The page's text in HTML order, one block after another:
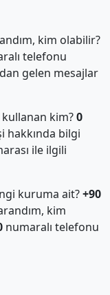
kim olabilir?
telefonu
gelen mesajlar
kim?0
hakkında bilgi
ile ilgili
kuruma ait?+90
kim
numaralı telefonu